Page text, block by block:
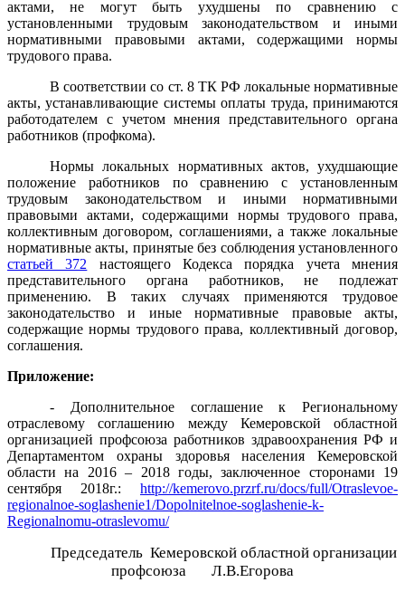
актами, не могут быть ухудшены по сравнению с
установленными трудовым законодательством и иными
нормативными правовыми актами, содержащими нормы
трудового права.
В соответствии со ст. 8 ТК РФ локальные нормативные
акты, устанавливающие системы оплаты труда, принимаются
работодателем с учетом мнения представительного органа
работников (профкома).
Нормы локальных нормативных актов, ухудшающие
положение работников по сравнению с установленным
трудовым законодательством и иными нормативными
правовыми актами, содержащими нормы трудового права,
коллективным договором, соглашениями, а также локальные
нормативные акты, принятые без соблюдения установленного
статьей 372 настоящего Кодекса порядка учета мнения
представительного органа работников, не подлежат
применению. В таких случаях применяются трудовое
законодательство и иные нормативные правовые акты,
содержащие нормы трудового права, коллективный договор,
соглашения.
Приложение:
- Дополнительное соглашение к Региональному
отраслевому соглашению между Кемеровской областной
организацией профсоюза работников здравоохранения РФ и
Департаментом охраны здоровья населения Кемеровской
области на 2016 – 2018 годы, заключенное сторонами 19
сентября 2018г.: http://kemerovo.przrf.ru/docs/full/Otraslevoe-
regionalnoe-soglashenie1/Dopolnitelnoe-soglashenie-k-
Regionalnomu-otraslevomu/
Председатель Кемеровской областной организации
профсоюза Л.В.Егорова